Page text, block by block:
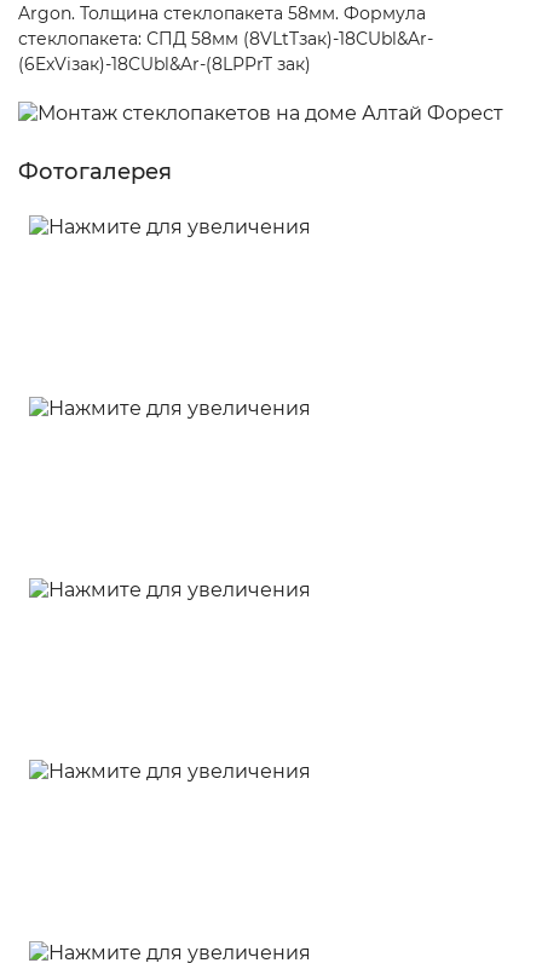
Argon. Толщина стеклопакета 58мм. Формула
стеклопакета: СПД 58мм (8VLtTзак)-18CUbl&Ar-
(6ExViзак)-18CUbl&Ar-(8LPPrT зак)
Фотогалерея